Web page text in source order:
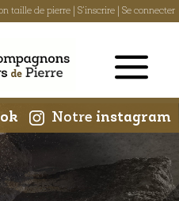
taille de pierre S'inscrire Se connecter
Notre instagram